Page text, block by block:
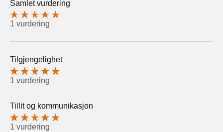
Samlet vurdering
1 vurdering
Tilgjengelighet
1 vurdering
Tillit og kommunikasjon
1 vurdering